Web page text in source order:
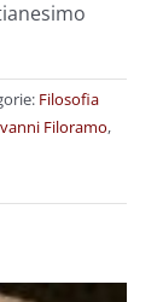
Filosofia
Filoramo,